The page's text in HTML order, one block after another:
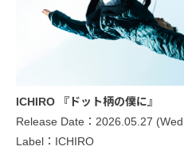
ICHIRO 『ドット柄の僕に』
Release Date：2026.05.27
Label：ICHIRO